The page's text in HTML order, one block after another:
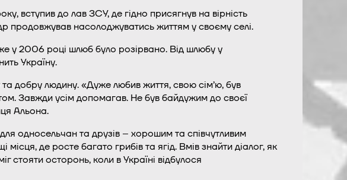
вступив до лав ЗСУ, де гідно присягнув на вірність
продовжував насолоджуватись життям у своєму селі.
у 2006 році шлюб було розірвано. Від шлюбу у
Україну.
добру людину. «Дуже любив життя, свою сім’ю, був
Завжди усім допомагав. Не був байдужим до своєї
Альона.
односельчан та друзів – хорошим та співчутливим
де росте багато грибів та ягід. Вмів знайти діалог, як
стояти осторонь, коли в Україні відбулося